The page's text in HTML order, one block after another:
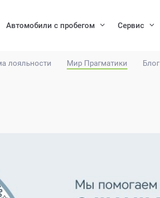
лояльности Мир Прагматики Блог
Автомобили с пробегом Сервис